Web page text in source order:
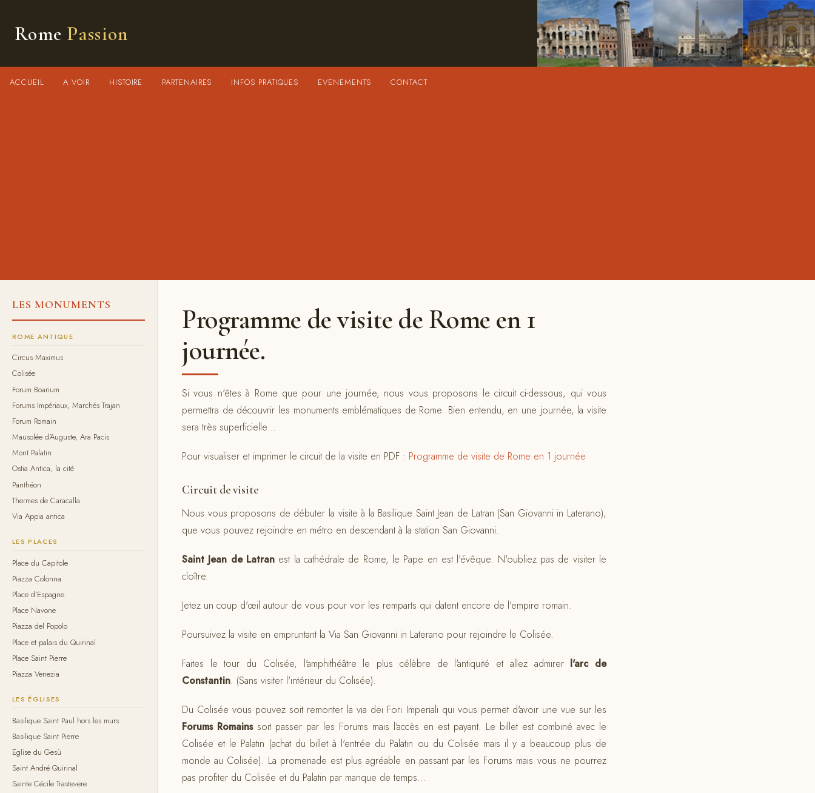
Rome Passion
ACCUEIL A VOIR HISTOIRE PARTENAIRES INFOS PRATIQUES EVENEMENTS CONTACT
LES MONUMENTS
ROME ANTIQUE
Circus Maximus
Colisée
Forum Boarium
Forums Impériaux, Marchés Trajan
Forum Romain
Mausolée d'Auguste, Ara Pacis
Mont Palatin
Ostia Antica, la cité
Panthéon
Thermes de Caracalla
Via Appia antica
LES PLACES
Place du Capitole
Piazza Colonna
Place d'Espagne
Place Navone
Piazza del Popolo
Place et palais du Quirinal
Place Saint Pierre
Piazza Venezia
LES ÉGLISES
Basilique Saint Paul hors les murs
Basilique Saint Pierre
Eglise du Gesù
Saint André Quirinal
Sainte Cécile Trastevere
Programme de visite de Rome en 1
journée.
Si vous n'êtes à Rome que pour une journée, nous vous proposons le circuit ci-dessous, qui vous
permettra de découvrir les monuments emblématiques de Rome. Bien entendu, en une journée, la visite
sera très superficielle…
Pour visualiser et imprimer le circuit de la visite en PDF : Programme de visite de Rome en 1 journée
Circuit de visite
Nous vous proposons de débuter la visite à la Basilique Saint Jean de Latran (San Giovanni in Laterano),
que vous pouvez rejoindre en métro en descendant à la station San Giovanni.
Saint Jean de Latran est la cathédrale de Rome, le Pape en est l'évêque. N'oubliez pas de visiter le
cloître.
Jetez un coup d'œil autour de vous pour voir les remparts qui datent encore de l'empire romain.
Poursuivez la visite en empruntant la Via San Giovanni in Laterano pour rejoindre le Colisée.
Faites le tour du Colisée, l'amphithéâtre le plus célèbre de l'antiquité et allez admirer l'arc de
Constantin. (Sans visiter l'intérieur du Colisée).
Du Colisée vous pouvez soit remonter la via dei Fori Imperiali qui vous permet d'avoir une vue sur les
Forums Romainssoit passer par les Forums mais l'accès en est payant. Le billet est combiné avec le
Colisée et le Palatin (achat du billet à l'entrée du Palatin ou du Colisée mais il y a beaucoup plus de
monde au Colisée). La promenade est plus agréable en passant par les Forums mais vous ne pourrez
pas profiter du Colisée et du Palatin par manque de temps…